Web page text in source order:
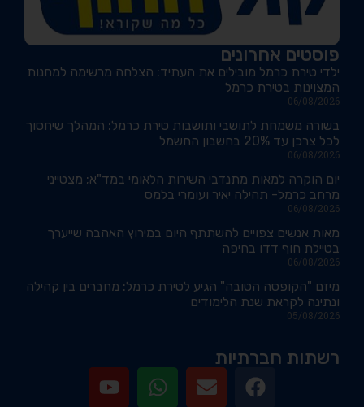
פוסטים אחרונים
ילדי טירת כרמל מובילים את העתיד: הצלחה מרשימה למחנות
המצוינות בטירת כרמל
06/08/2026
בשורה משמחת לתושבי ותושבות טירת כרמל: המהלך שיחסוך
לכל צרכן עד 20% בחשבון החשמל
06/08/2026
יום הוקרה למאות מתנדבי השירות הלאומי במד"א; מצטייני
מרחב כרמל- תהילה יאיר ועומרי בלמס
06/08/2026
מאות אנשים צפויים להשתתף היום במירוץ האהבה שייערך
בטיילת חוף דדו בחיפה
06/08/2026
מיזם "הקופסה הטובה" הגיע לטירת כרמל: מחברים בין קהילה
ונתינה לקראת שנת הלימודים
05/08/2026
רשתות חברתיות